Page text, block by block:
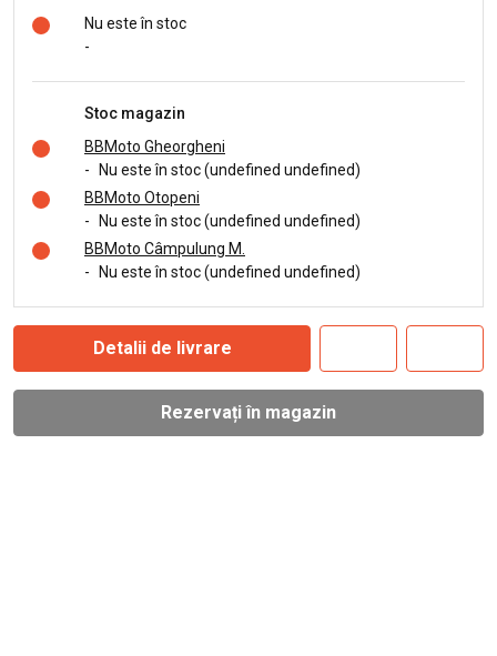
Nu este în stoc
-
Stoc magazin
BBMoto Gheorgheni
-
Nu este în stoc (undefined undefined)
BBMoto Otopeni
-
Nu este în stoc (undefined undefined)
BBMoto Câmpulung M.
-
Nu este în stoc (undefined undefined)
Detalii de livrare
Rezervați în magazin